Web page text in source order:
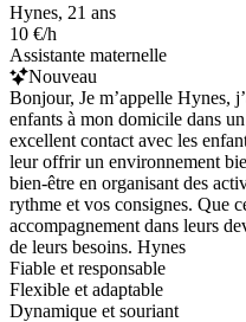
Hynes, 21 ans
10 €/h
Assistante maternelle
Nouveau
Bonjour, Je m’appelle Hynes,
enfants à mon domicile dans
excellent contact avec les
leur offrir un environnement
bien-être en organisant des
rythme et vos consignes. Que
accompagnement dans leurs
de leurs besoins. Hynes
Fiable et responsable
Flexible et adaptable
Dynamique et souriant